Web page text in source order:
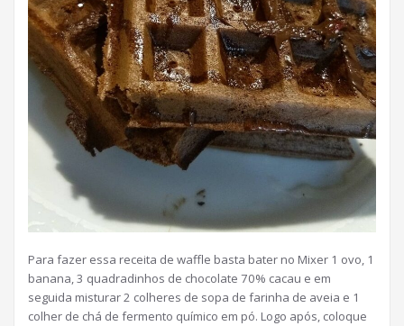
Para fazer essa receita de waffle basta bater no Mixer 1 ovo, 1
banana, 3 quadradinhos de chocolate 70% cacau e em
seguida misturar 2 colheres de sopa de farinha de aveia e 1
colher de chá de fermento químico em pó. Logo após, coloque